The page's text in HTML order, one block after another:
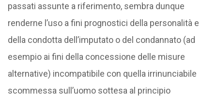
passati assunte a riferimento, sembra dunque
renderne l’uso a fini prognostici della personalità e
della condotta dell’imputato o del condannato (ad
esempio ai fini della concessione delle misure
alternative) incompatibile con quella irrinunciabile
scommessa sull’uomo sottesa al principio